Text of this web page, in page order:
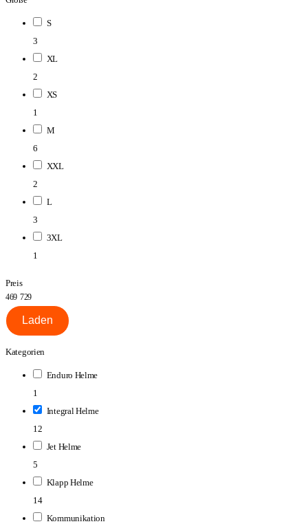
S
3
XL
2
XS
1
M
6
XXL
2
L
3
3XL
1
Preis
469 729
Laden
Kategorien
Enduro Helme
1
Integral Helme
12
Jet Helme
5
Klapp Helme
14
Kommunikation